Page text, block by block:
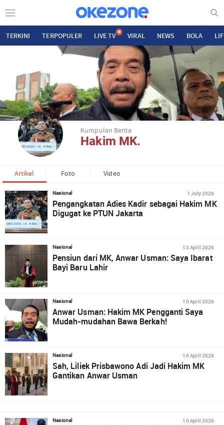
TERKINI TERPOPULER LIVE TV N VIRAL NEWS BOLA
Kumpulan Berita
Hakim MK.
Artikel Foto Video
Nasional 1 July 2026
Pengangkatan Adies Kadir sebagai Hakim MK
Digugat ke PTUN Jakarta
Nasional 13 April 2026
Pensiun dari MK, Anwar Usman: Saya Ibarat
Bayi Baru Lahir
Nasional 10 April 2026
Anwar Usman: Hakim MK Pengganti Saya
Mudah-mudahan Bawa Berkah!
Nasional 10 April 2026
Sah, Liliek Prisbawono Adi Jadi Hakim MK
Gantikan Anwar Usman
Nasional 10 April 2026